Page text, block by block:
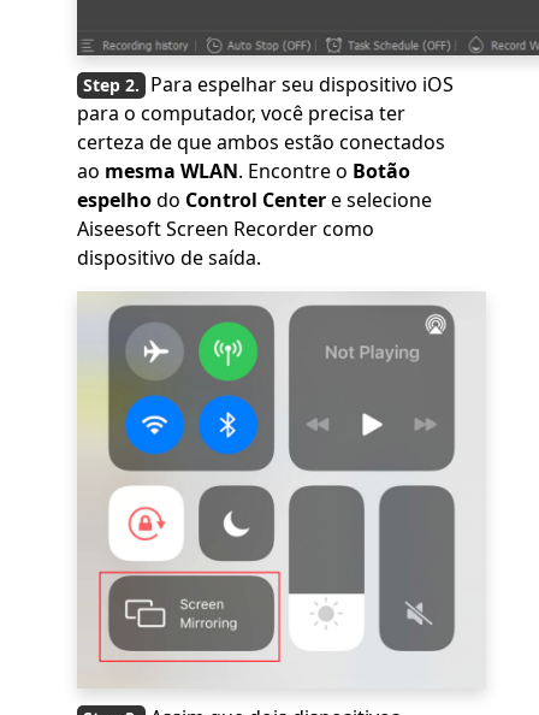
Para espelhar seu dispositivo iOS
para o computador, você precisa ter
certeza de que ambos estão conectados
ao mesma WLAN. Encontre o Botão
espelhodo Control Centere selecione
Aiseesoft Screen Recorder como
dispositivo de saída.